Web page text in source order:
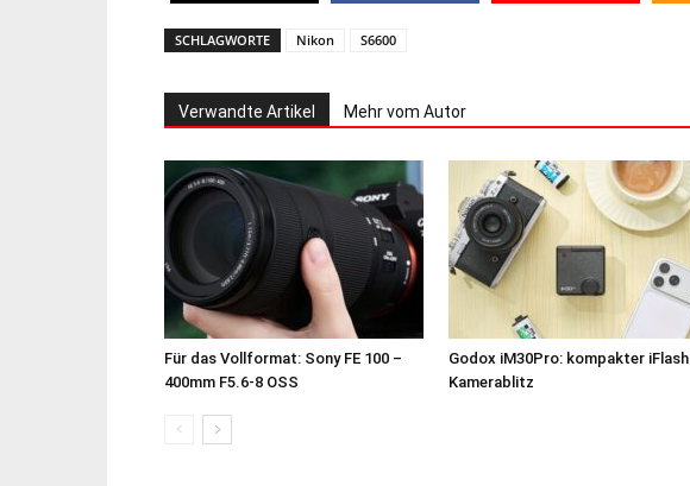
SCHLAGWORTE Nikon S6600
Verwandte Artikel Mehr vom Autor
Für das Vollformat: Sony FE 100 –
400mm F5.6-8 OSS
Godox iM30Pro: kompakter iFlash
Kamerablitz